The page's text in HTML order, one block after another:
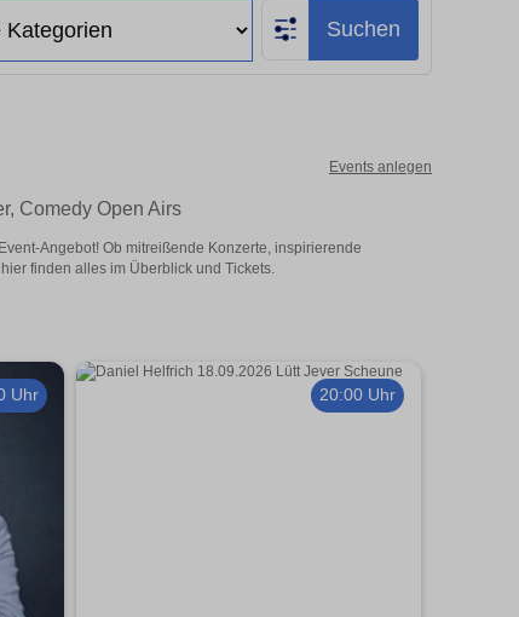
Suchen
Events anlegen
Comedy Open Airs
Angebot! Ob mitreißende Konzerte, inspirierende
finden alles im Überblick und Tickets.
Uhr 20:00 Uhr